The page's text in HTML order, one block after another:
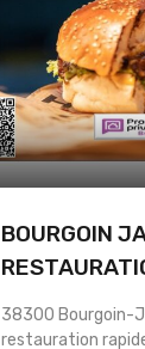
BOURGOIN
38300 Bourgoin-
restauration